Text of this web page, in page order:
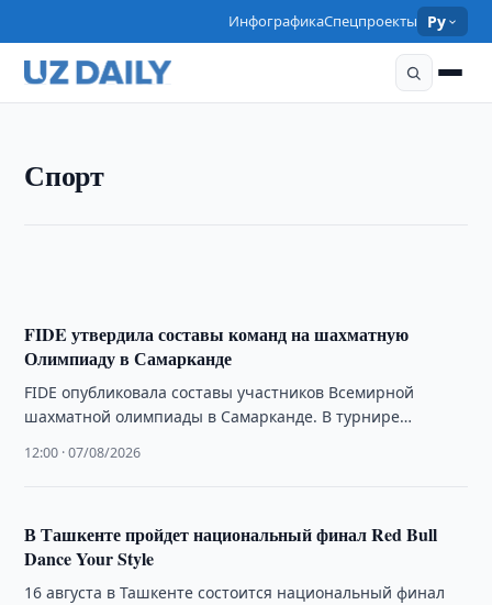
ИнфографикаСпецпроекты Ру
Спорт
Синдаров занял второе место на Saint Louis Rapid
& Blitz
FIDE утвердила составы команд на шахматную
Олимпиаду в Самарканде
FIDE опубликовала составы участников Всемирной
шахматной олимпиады в Самарканде. В турнире
12:00 · 07/08/2026
В Ташкенте пройдет национальный финал Red Bull
Dance Your Style
16 августа в Ташкенте состоится национальный финал